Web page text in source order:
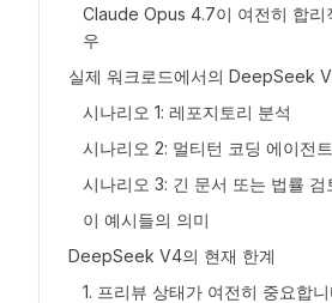
Claude Opus 4.7이 여전히 합리
우
실제 워크로드에서의 DeepSeek
시나리오 1: 레포지토리 분석
시나리오 2: 멀티턴 코딩 에이전
시나리오 3: 긴 문서 또는 법률 검
이 예시들의 의미
DeepSeek V4의 현재 한계
1. 프리뷰 상태가 여전히 중요합